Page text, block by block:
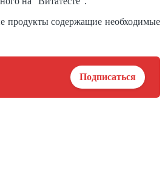
продукты содержащие необходимые
Подписаться